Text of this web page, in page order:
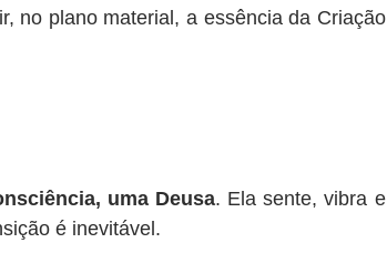
no plano material, a essência da Criação
uma Deusa. Ela sente, vibra e
é inevitável.